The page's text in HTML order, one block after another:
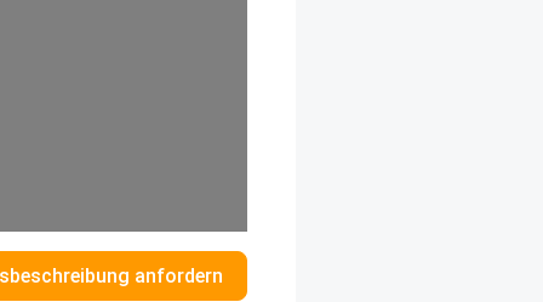
anfordern